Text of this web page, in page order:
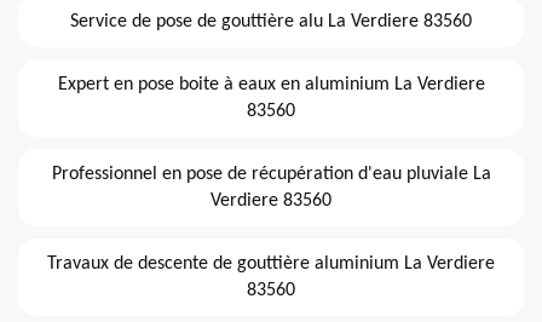
Service de pose de gouttière alu La Verdiere 83560
Expert en pose boite à eaux en aluminium La Verdiere
83560
Professionnel en pose de récupération d'eau pluviale La
Verdiere 83560
Travaux de descente de gouttière aluminium La Verdiere
83560